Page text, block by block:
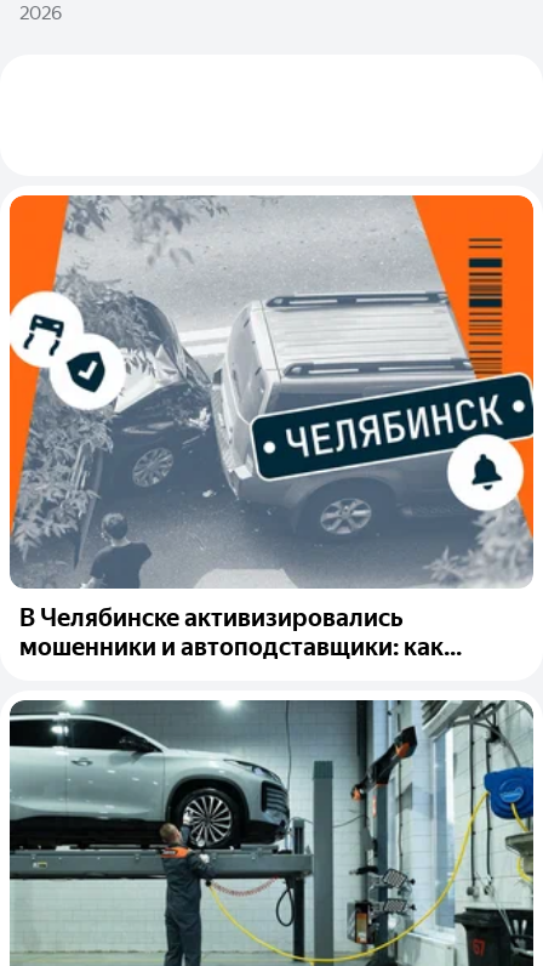
2026
В Челябинске активизировались
мошенники и автоподставщики: как...